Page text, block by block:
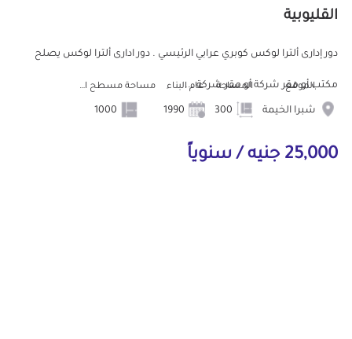
القليوبية
دور إدارى ألترا لوكس كوبري عرابي الرئيسي . دور ادارى ألترا لوكس يصلح
مكتب أو مقر شركة أو مقر شركة ...
الموقع
شبرا الخيمة
المساحة عام البناء مساحة مسطح البناء
25,000 جنيه / سنوياً